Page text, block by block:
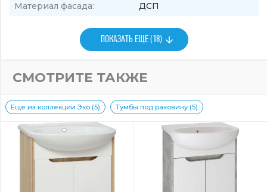
Материал фасада:
ДСП
ПОКАЗАТЬ ЕЩЕ (18)
СМОТРИТЕ ТАКЖЕ
Еще из коллекции Эко (5) Тумбы под раковину (5)